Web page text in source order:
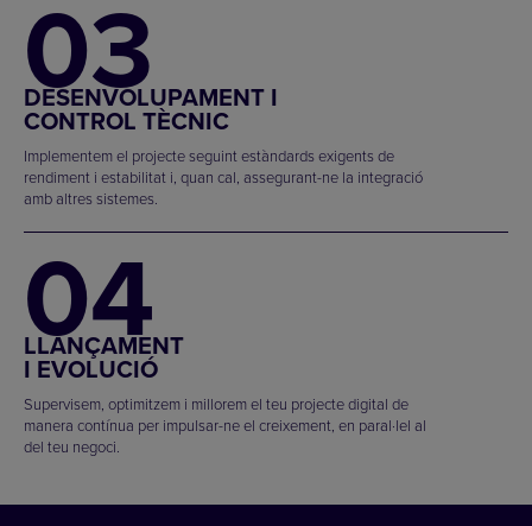
03
DESENVOLUPAMENT I
CONTROL TÈCNIC
Implementem el projecte seguint estàndards exigents de
rendiment i estabilitat i, quan cal, assegurant-ne la integració
amb altres sistemes.
04
LLANÇAMENT
I EVOLUCIÓ
Supervisem, optimitzem i millorem el teu projecte digital de
manera contínua per impulsar-ne el creixement, en paral·lel al
del teu negoci.